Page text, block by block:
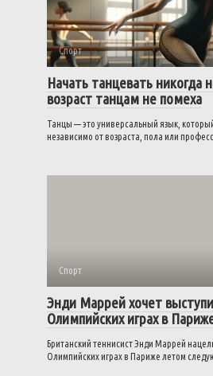
Спорт
Начать танцевать никогда
возраст танцам не помеха
Танцы — это универсальный язык,
независимо от возраста, пола или
Спорт
Энди Маррей хочет
Олимпийских играх в
Британский теннисист Энди Маррей
Олимпийских играх в Париже летом